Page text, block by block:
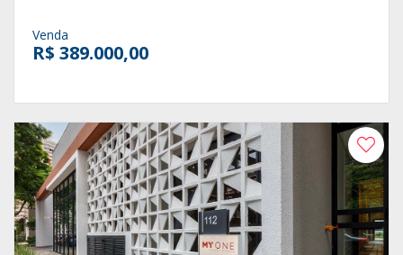
Venda
R$ 389.000,00